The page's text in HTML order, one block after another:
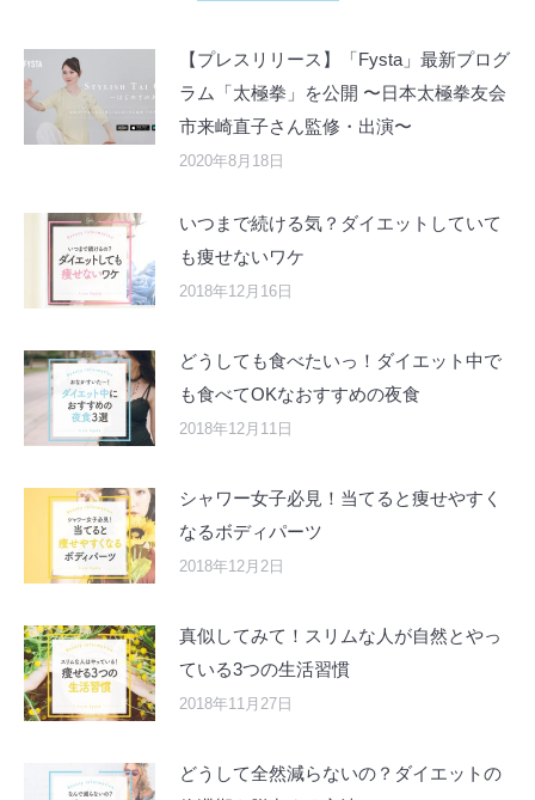
【プレスリリース】「Fysta」最新プログ
ラム「太極拳」を公開 〜日本太極拳友会
市来崎直子さん監修・出演〜
2020年8月18日
いつまで続ける気？ダイエットしていて
も痩せないワケ
2018年12月16日
どうしても食べたいっ！ダイエット中で
も食べてOKなおすすめの夜食
2018年12月11日
シャワー女子必見！当てると痩せやすく
なるボディパーツ
2018年12月2日
真似してみて！スリムな人が自然とやっ
ている3つの生活習慣
2018年11月27日
どうして全然減らないの？ダイエットの